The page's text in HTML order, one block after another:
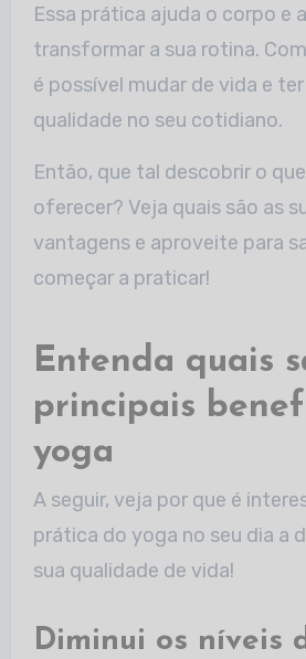
Essa prática ajuda o corpo e
transformar a sua rotina.
é possível mudar de vida e
qualidade no seu cotidiano.
Então, que tal descobrir o
oferecer? Veja quais são as
vantagens e aproveite para
começar a praticar!
Entenda quais
principais
yoga
A seguir, veja por que é
prática do yoga no seu dia a
sua qualidade de vida!
Diminui os níveis